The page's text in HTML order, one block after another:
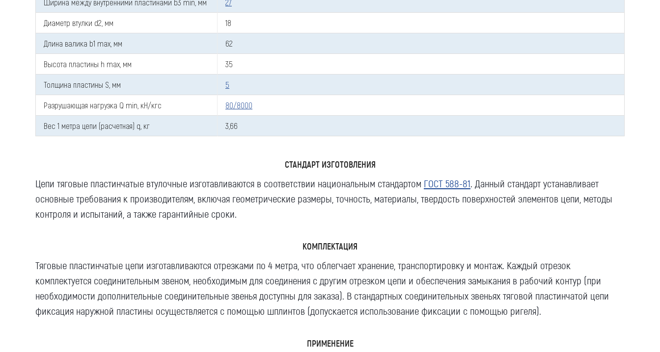
Ширина между внутренними пластинами b3 min, мм 27
Диаметр втулки d2, мм 18
Длина валика b1 max, мм 62
Высота пластины h max, мм 35
Толщина пластины S, мм 5
Разрушающая нагрузка Q min, кН/кгс 80/8000
Вес 1 метра цепи (расчетная) q, кг 3,66
СТАНДАРТ ИЗГОТОВЛЕНИЯ
Цепи тяговые пластинчатые втулочные изготавливаются в соответствии национальным стандартом ГОСТ 588-81. Данный стандарт устанавливает
основные требования к производителям, включая геометрические размеры, точность, материалы, твердость поверхностей элементов цепи, методы
контроля и испытаний, а также гарантийные сроки.
КОМПЛЕКТАЦИЯ
Тяговые пластинчатые цепи изготавливаются отрезками по 4 метра, что облегчает хранение, транспортировку и монтаж. Каждый отрезок
комплектуется соединительным звеном, необходимым для соединения с другим отрезком цепи и обеспечения замыкания в рабочий контур (при
необходимости дополнительные соединительные звенья доступны для заказа). В стандартных соединительных звеньях тяговой пластинчатой цепи
фиксация наружной пластины осуществляется с помощью шплинтов (допускается использование фиксации с помощью ригеля).
ПРИМЕНЕНИЕ
Оставить заявку
Компания
Номер телефона для связи (обязательно)
Ваш e-mail (обязательно)